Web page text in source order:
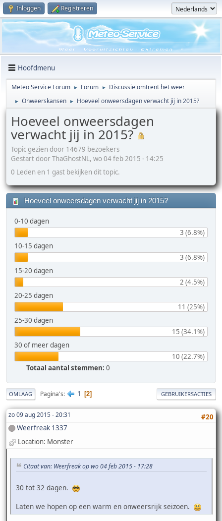
Inloggen Registreren
Hoofdmenu
Meteo Service Forum ► Forum ► Discussie omtrent het weer
► Onweerskansen ► Hoeveel onweersdagen verwacht jij in 2015?
Hoeveel onweersdagen
verwacht jij in 2015?
Topic gezien door 14679 bezoekers
Gestart door ThaGhostNL, wo 04 feb 2015 - 14:25
0 Leden en 1 gast bekijken dit topic.
Hoeveel onweersdagen verwacht jij in 2015?
0-10 dagen
3 (6.8%)
10-15 dagen
3 (6.8%)
15-20 dagen
2 (4.5%)
20-25 dagen
11 (25%)
25-30 dagen
15 (34.1%)
30 of meer dagen
10 (22.7%)
Totaal aantal stemmen: 0
OMLAAG Pagina's 1 2 GEBRUIKERSACTIES
zo 09 aug 2015 - 20:31
#20
Weerfreak 1337
Location: Monster
Citaat van: Weerfreak op wo 04 feb 2015 - 17:28
30 tot 32 dagen.
Laten we hopen op een warm en onweersrijk seizoen.